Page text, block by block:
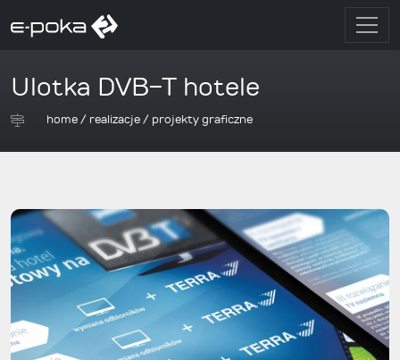
Ulotka DVB-T hotele
home/ realizacje/ projekty graficzne